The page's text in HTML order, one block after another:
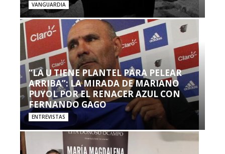
VANGUARDIA
“LA U TIENE PLANTEL PARA PELEAR
ARRIBA”: LA MIRADA DE MARIANO
PUYOL POR EL RENACER AZUL CON
FERNANDO GAGO
ENTREVISTAS